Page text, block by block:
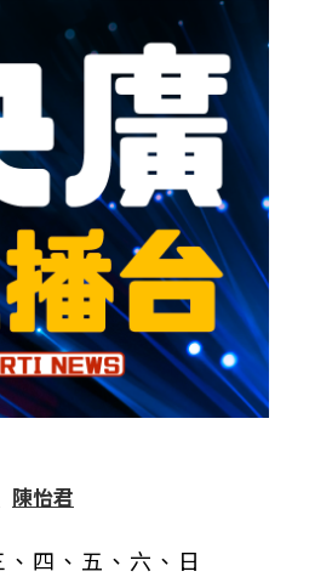
陳怡君
四、五、六、日